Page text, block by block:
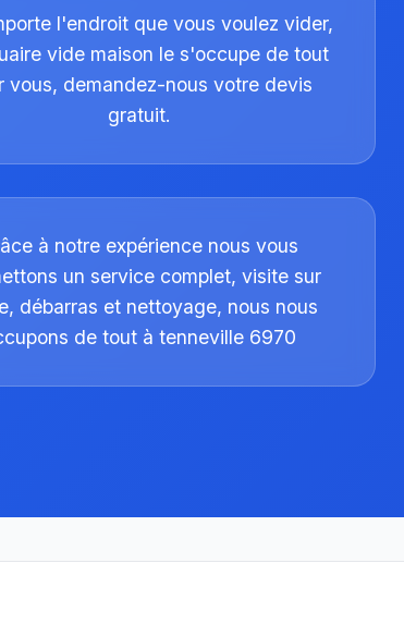
l'endroit que vous voulez vider,
vide maison le s'occupe de tout
vous, demandez-nous votre devis
gratuit.
à notre expérience nous vous
un service complet, visite sur
débarras et nettoyage, nous nous
de tout à tenneville 6970